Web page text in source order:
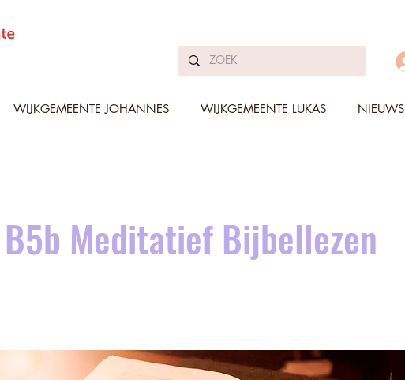
WIJKGEMEENTE JOHANNES WIJKGEMEENTE LUKAS NIEUWS
Meditatief Bijbellezen